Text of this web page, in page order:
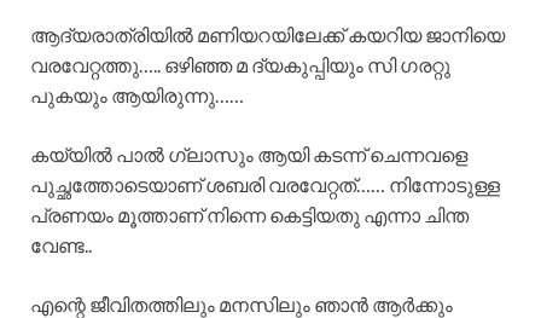
ആദ്യരാത്രിയിൽ മണിയറയിലേക്ക് കയറിയ ജാനിയെ
വരവേറ്റത്തു….. ഒഴിഞ്ഞ മ ദ്യകുപ്പിയും സി ഗരറ്റു
പുകയും ആയിരുന്നു……
കയ്യിൽ പാൽ ഗ്ലാസും ആയി കടന്ന് ചെന്നവളെ
പുച്ഛത്തോടെയാണ് ശബരി വരവേറ്റത്…… നിന്നോടുള്ള
പ്രണയം മൂത്താണ് നിന്നെ കെട്ടിയതു എന്നാ ചിന്ത
വേണ്ട..
എന്റെ ജീവിതത്തിലും മനസിലും ഞാൻ ആർക്കും